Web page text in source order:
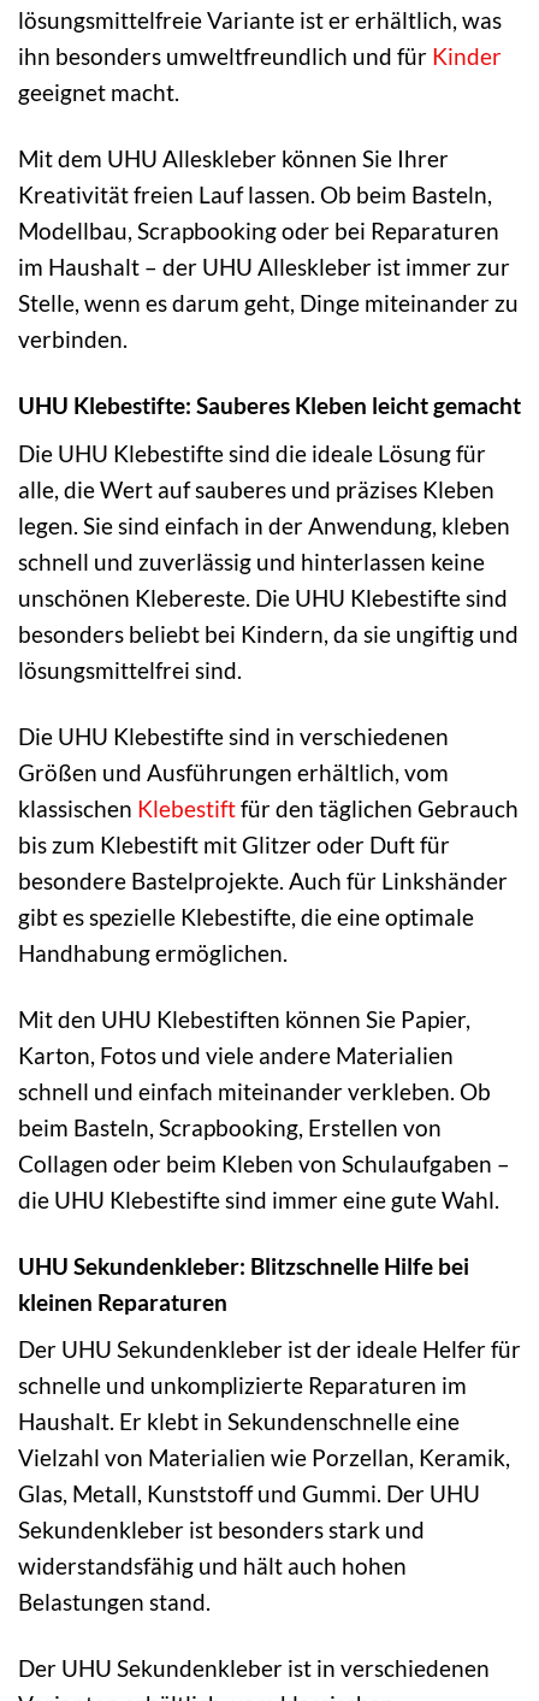
lösungsmittelfreie Variante ist er erhältlich, was
ihn besonders umweltfreundlich und für Kinder
geeignet macht.
Mit dem UHU Alleskleber können Sie Ihrer
Kreativität freien Lauf lassen. Ob beim Basteln,
Modellbau, Scrapbooking oder bei Reparaturen
im Haushalt – der UHU Alleskleber ist immer zur
Stelle, wenn es darum geht, Dinge miteinander zu
verbinden.
UHU Klebestifte: Sauberes Kleben leicht gemacht
Die UHU Klebestifte sind die ideale Lösung für
alle, die Wert auf sauberes und präzises Kleben
legen. Sie sind einfach in der Anwendung, kleben
schnell und zuverlässig und hinterlassen keine
unschönen Klebereste. Die UHU Klebestifte sind
besonders beliebt bei Kindern, da sie ungiftig und
lösungsmittelfrei sind.
Die UHU Klebestifte sind in verschiedenen
Größen und Ausführungen erhältlich, vom
klassischen Klebestiftfür den täglichen Gebrauch
bis zum Klebestift mit Glitzer oder Duft für
besondere Bastelprojekte. Auch für Linkshänder
gibt es spezielle Klebestifte, die eine optimale
Handhabung ermöglichen.
Mit den UHU Klebestiften können Sie Papier,
Karton, Fotos und viele andere Materialien
schnell und einfach miteinander verkleben. Ob
beim Basteln, Scrapbooking, Erstellen von
Collagen oder beim Kleben von Schulaufgaben –
die UHU Klebestifte sind immer eine gute Wahl.
UHU Sekundenkleber: Blitzschnelle Hilfe bei
kleinen Reparaturen
Der UHU Sekundenkleber ist der ideale Helfer für
schnelle und unkomplizierte Reparaturen im
Haushalt. Er klebt in Sekundenschnelle eine
Vielzahl von Materialien wie Porzellan, Keramik,
Glas, Metall, Kunststoff und Gummi. Der UHU
Sekundenkleber ist besonders stark und
widerstandsfähig und hält auch hohen
Belastungen stand.
Der UHU Sekundenkleber ist in verschiedenen